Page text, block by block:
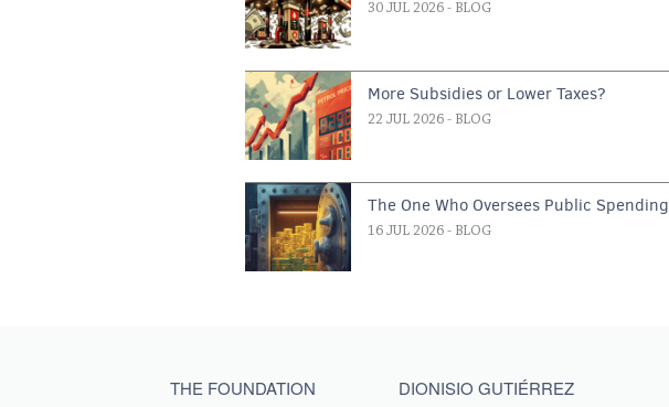
30 JUL 2026 - BLOG
More Subsidies or Lower Taxes?
22 JUL 2026 - BLOG
The One Who Oversees Public Spending
16 JUL 2026 - BLOG
Main menu footer
THE FOUNDATION DIONISIO GUTIÉRREZ